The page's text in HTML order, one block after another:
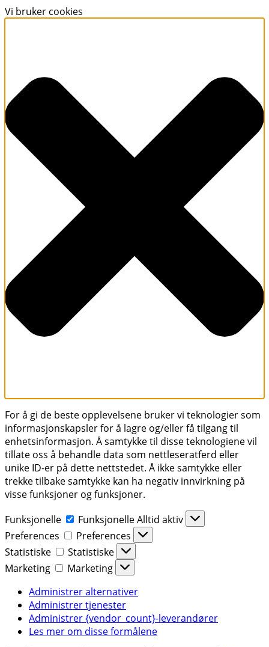
Vi bruker cookies
For å gi de beste opplevelsene bruker vi teknologier som
informasjonskapsler for å lagre og/eller få tilgang til
enhetsinformasjon. Å samtykke til disse teknologiene vil
tillate oss å behandle data som nettleseratferd eller
unike ID-er på dette nettstedet. Å ikke samtykke eller
trekke tilbake samtykke kan ha negativ innvirkning på
visse funksjoner og funksjoner.
Funksjonelle
FunksjonelleAlltid aktiv
Preferences
Preferences
Statistiske
Statistiske
Marketing
Marketing
Administrer alternativer
Administrer tjenester
Administrer {vendor_count}-leverandører
Les mer om disse formålene